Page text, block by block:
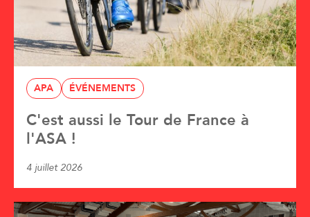
APA ÉVÉNEMENTS
C'est aussi le Tour de France à
l'ASA !
4 juillet 2026